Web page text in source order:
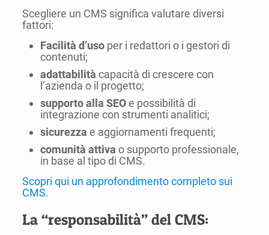
Scegliere un CMS significa valutare diversi
fattori:
Facilità d’uso per i redattori o i gestori di
contenuti;
adattabilità capacità di crescere con
l’azienda o il progetto;
supporto alla SEOe possibilità di
integrazione con strumenti analitici;
sicurezza e aggiornamenti frequenti;
comunità attiva o supporto professionale,
in base al tipo di CMS.
Scopri qui un approfondimento completo sui
CMS.
La “responsabilità” del CMS: